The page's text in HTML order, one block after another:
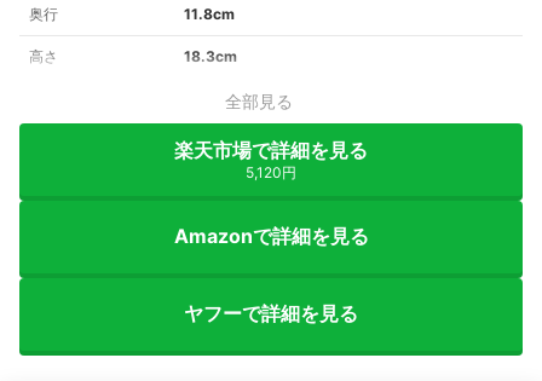
奥行 11.8cm
高さ 18.3cm
全部見る
楽天市場で詳細を見る
5,120円
Amazonで詳細を見る
ヤフーで詳細を見る